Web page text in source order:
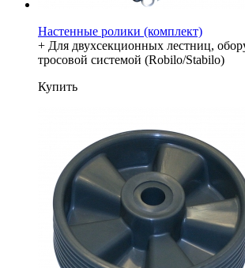
Настенные ролики (комплект)
+ Для двухсекционных лестниц,
тросовой системой (Robilo/Stabilo)
Купить